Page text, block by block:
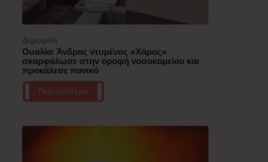
Δημοφιλή
Ουαλία: Άνδρας ντυμένος «Χάρος»
σκαρφάλωσε στην οροφή νοσοκομείου και
προκάλεσε πανικό
Περισσότερα